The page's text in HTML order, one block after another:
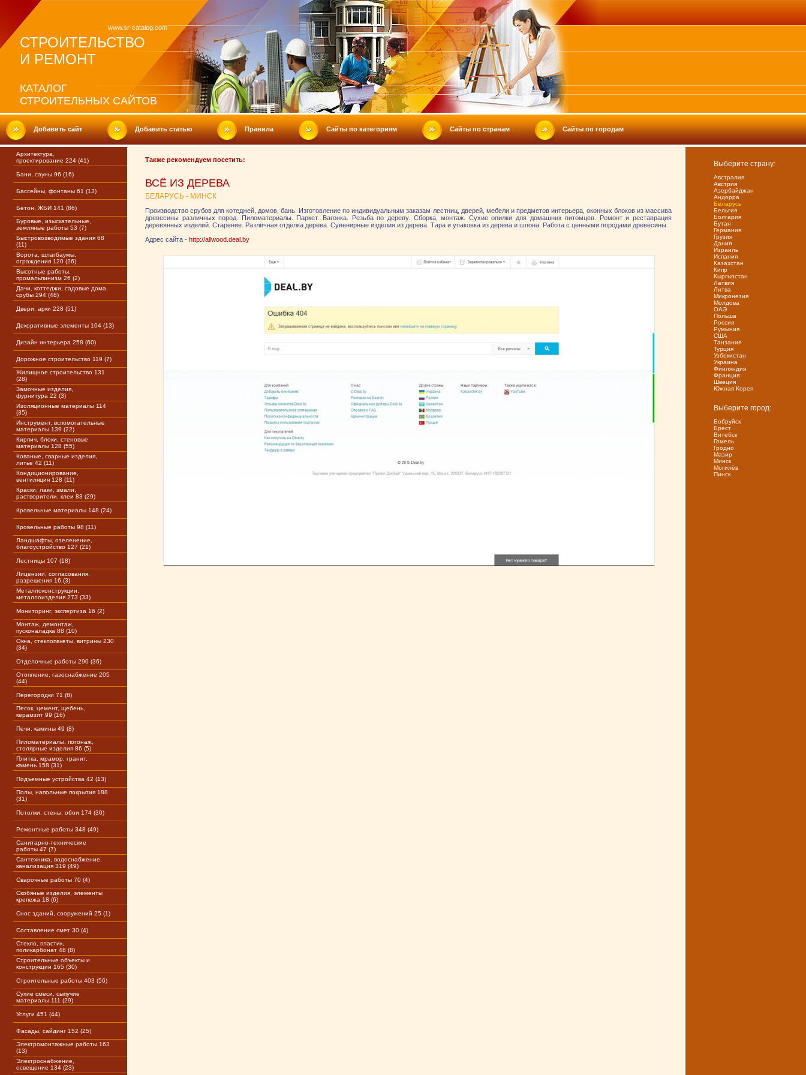
www.sr-catalog.com
СТРОИТЕЛЬСТВО
И РЕМОНТ
КАТАЛОГ
СТРОИТЕЛЬНЫХ САЙТОВ
Добавить сайт Добавить статью Правила Сайты по категориям Сайты по странам Сайты по городам
Архитектура,
проектирование 224 (41)
Бани, сауны 96 (16)
Бассейны, фонтаны 61 (13)
Бетон, ЖБИ 141 (86)
Буровые, изыскательные,
земляные работы 53 (7)
Быстровозводимые здания 68
(11)
Ворота, шлагбаумы,
ограждения 120 (26)
Высотные работы,
промальпинизм 26 (2)
Дачи, коттеджи, садовые дома,
срубы 294 (48)
Двери, арки 228 (51)
Декоративные элементы 104 (13)
Дизайн интерьера 258 (60)
Дорожное строительство 119 (7)
Жилищное строительство 131
(28)
Замочные изделия,
фурнитура 22 (3)
Изоляционные материалы 114
(35)
Инструмент, вспомогательные
материалы 139 (22)
Кирпич, блоки, стеновые
материалы 128 (55)
Кованые, сварные изделия,
литье 42 (11)
Кондиционирование,
вентиляция 128 (11)
Краски, лаки, эмали,
растворители, клеи 83 (29)
Кровельные материалы 148 (24)
Кровельные работы 98 (11)
Ландшафты, озеленение,
благоустройство 127 (21)
Лестницы 107 (18)
Лицензии, согласования,
разрешения 16 (3)
Металлоконструкции,
металлоизделия 273 (33)
Мониторинг, экспертиза 16 (2)
Монтаж, демонтаж,
пусконаладка 88 (10)
Окна, стеклопакеты, витрины 230
(34)
Отделочные работы 290 (36)
Отопление, газоснабжение 205
(44)
Перегородки 71 (8)
Песок, цемент, щебень,
керамзит 99 (16)
Печи, камины 49 (8)
Пиломатериалы, погонаж,
столярные изделия 86 (5)
Плитка, мрамор, гранит,
камень 158 (31)
Подъемные устройства 42 (13)
Полы, напольные покрытия 188
(31)
Потолки, стены, обои 174 (30)
Ремонтные работы 348 (49)
Санитарно-технические
работы 47 (7)
Сантехника, водоснабжение,
канализация 319 (49)
Сварочные работы 70 (4)
Скобяные изделия, элементы
крепежа 18 (6)
Снос зданий, сооружений 25 (1)
Составление смет 30 (4)
Стекло, пластик,
поликарбонат 48 (8)
Строительные объекты и
конструкции 165 (30)
Строительные работы 403 (56)
Сухие смеси, сыпучие
материалы 111 (29)
Услуги 451 (44)
Фасады, сайдинг 152 (25)
Электромонтажные работы 163
(13)
Электроснабжение,
освещение 134 (23)
Также рекомендуем посетить:
ВСЁ ИЗ ДЕРЕВА
БЕЛАРУСЬ - МИНСК
Производство срубов для котеджей, домов, бань. Изготовление по индивидуальным заказам лестниц, дверей, мебели и предметов интерьера, оконных блоков из массива
древесины различных пород. Пиломатериалы. Паркет. Вагонка. Резьба по дереву. Сборка, монтаж. Сухие опилки для домашних питомцев. Ремонт и реставрация
деревянных изделий. Старение. Различная отделка дерева. Сувенирные изделия из дерева. Тара и упаковка из дерева и шпона. Работа с ценными породами древесины.
Адрес сайта - http://allwood.deal.by
Выберите страну:
Австралия
Австрия
Азербайджан
Андорра
Беларусь
Бельгия
Болгария
Бутан
Германия
Грузия
Дания
Израиль
Испания
Казахстан
Кипр
Кыргызстан
Латвия
Литва
Микронезия
Молдова
ОАЭ
Польша
Россия
Румыния
США
Танзания
Турция
Узбекистан
Украина
Финляндия
Франция
Швеция
Южная Корея
Выберите город:
Бобруйск
Брест
Витебск
Гомель
Гродно
Мазир
Минск
Могилёв
Пинск